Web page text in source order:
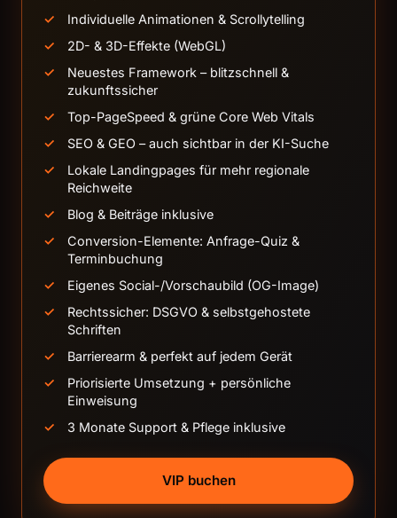
Individuelle Animationen & Scrollytelling
2D- & 3D-Effekte (WebGL)
Neuestes Framework – blitzschnell &
zukunftssicher
Top-PageSpeed & grüne Core Web Vitals
SEO & GEO – auch sichtbar in der KI-Suche
Lokale Landingpages für mehr regionale
Reichweite
Blog & Beiträge inklusive
Conversion-Elemente: Anfrage-Quiz &
Terminbuchung
Eigenes Social-/Vorschaubild (OG-Image)
Rechtssicher: DSGVO & selbstgehostete
Schriften
Barrierearm & perfekt auf jedem Gerät
Priorisierte Umsetzung + persönliche
Einweisung
3 Monate Support & Pflege inklusive
VIP buchen